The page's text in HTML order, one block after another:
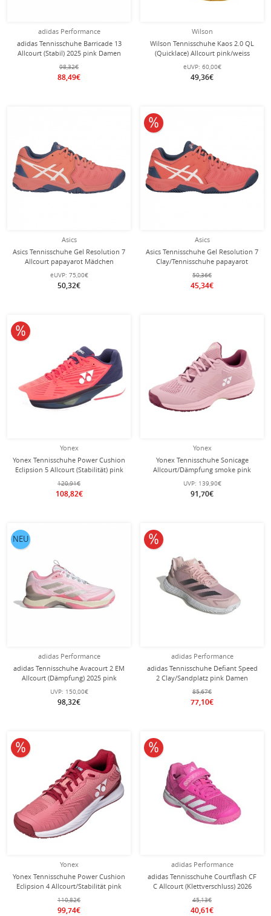
adidas Performance
adidas Tennisschuhe Barricade 13
Allcourt (Stabil) 2025 pink Damen
98,32€
88,49€
Wilson
Wilson Tennisschuhe Kaos 2.0 QL
(Quicklace) Allcourt pink/weiss
Mädchen
eUVP: 60,00€
49,36€
Asics
Asics Tennisschuhe Gel Resolution 7
Allcourt papayarot Mädchen
eUVP: 75,00€
50,32€
Asics
Asics Tennisschuhe Gel Resolution 7
Clay/Tennisschuhe papayarot
Mädchen
50,36€
45,34€
10% reduziert
Yonex
Yonex Tennisschuhe Power Cushion
Eclipsion 5 Allcourt (Stabilität) pink
Damen
120,91€
108,82€
10% reduziert
Yonex
Yonex Tennisschuhe Sonicage
Allcourt/Dämpfung smoke pink
Damen
UVP: 139,90€
91,70€
adidas Performance
adidas Tennisschuhe Avacourt 2 EM
Allcourt (Dämpfung) 2025 pink
Damen
UVP: 150,00€
98,32€
NEU
adidas Performance
adidas Tennisschuhe Defiant Speed
2 Clay/Sandplatz pink Damen
85,67€
77,10€
10% reduziert
Yonex
Yonex Tennisschuhe Power Cushion
Eclipsion 4 Allcourt/Stabilität pink
Damen
110,82€
99,74€
10% reduziert
adidas Performance
adidas Tennisschuhe Courtflash CF
C Allcourt (Klettverschluss) 2026
pink Mädchen
45,13€
40,61€
10% reduziert